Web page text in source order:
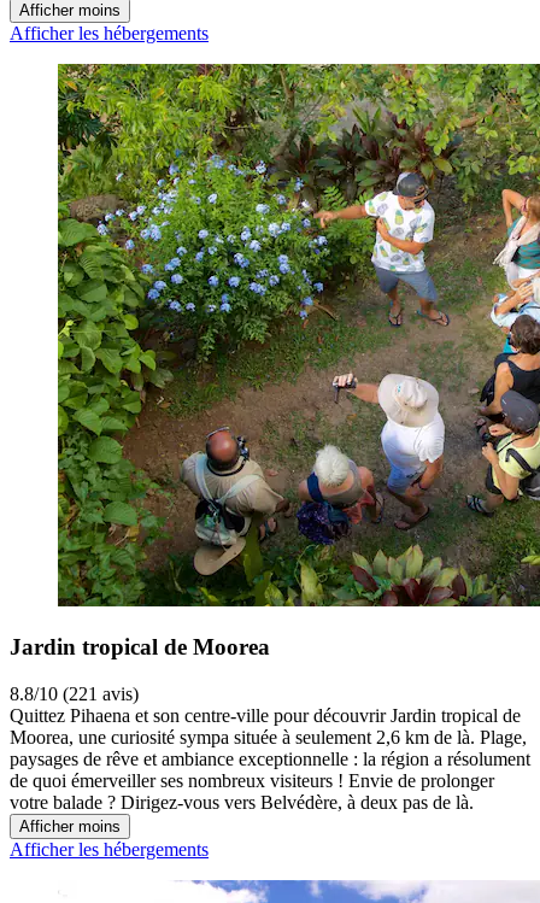
Afficher moins
Afficher les hébergements
Jardin tropical de Moorea
8.8/10 (221 avis)
Quittez Pihaena et son centre-ville pour découvrir Jardin tropical de
Moorea, une curiosité sympa située à seulement 2,6 km de là. Plage,
paysages de rêve et ambiance exceptionnelle : la région a résolument
de quoi émerveiller ses nombreux visiteurs ! Envie de prolonger
votre balade ? Dirigez-vous vers Belvédère, à deux pas de là.
Afficher moins
Afficher les hébergements